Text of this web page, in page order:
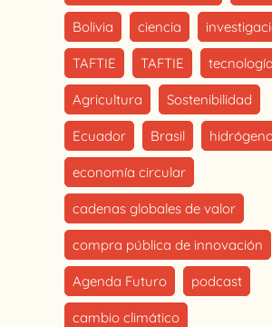
Bolivia ciencia
TAFTIE TAFTIE tecnología
Agricultura Sostenibilidad
Ecuador Brasil
economía circular
cadenas globales de valor
compra pública de innovación
Agenda Futuro podcast
cambio climático